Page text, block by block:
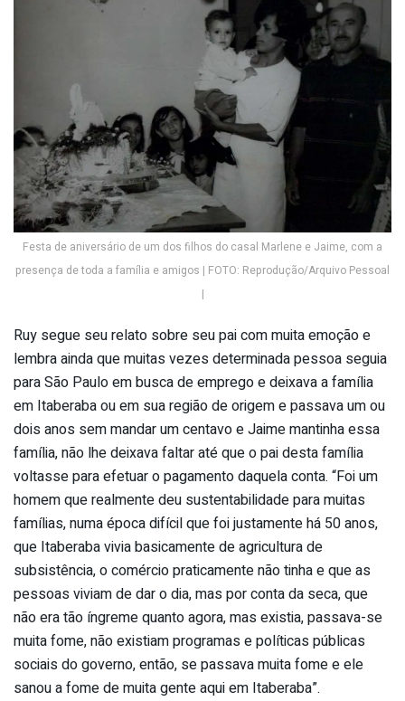
Festa de aniversário de um dos filhos do casal Marlene e Jaime, com a
presença de toda a família e amigos | FOTO: Reprodução/Arquivo Pessoal
|
Ruy segue seu relato sobre seu pai com muita emoção e
lembra ainda que muitas vezes determinada pessoa seguia
para São Paulo em busca de emprego e deixava a família
em Itaberaba ou em sua região de origem e passava um ou
dois anos sem mandar um centavo e Jaime mantinha essa
família, não lhe deixava faltar até que o pai desta família
voltasse para efetuar o pagamento daquela conta. “Foi um
homem que realmente deu sustentabilidade para muitas
famílias, numa época difícil que foi justamente há 50 anos,
que Itaberaba vivia basicamente de agricultura de
subsistência, o comércio praticamente não tinha e que as
pessoas viviam de dar o dia, mas por conta da seca, que
não era tão íngreme quanto agora, mas existia, passava-se
muita fome, não existiam programas e políticas públicas
sociais do governo, então, se passava muita fome e ele
sanou a fome de muita gente aqui em Itaberaba”.